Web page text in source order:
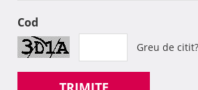
Cod
Greu de citit?